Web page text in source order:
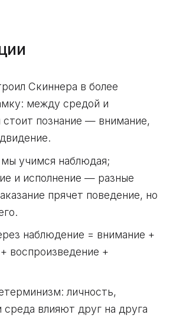
Скиннера в более
между средой и
стоит познание — внимание,
учимся наблюдая;
и исполнение — разные
прячет поведение, но
наблюдение = внимание +
воспроизведение +
личность,
среда влияют друг на друга